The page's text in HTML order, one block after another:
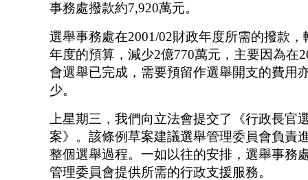
事務處撥款約7,920萬元。
選舉事務處在2001/02財政年度所需的撥款，
年度的預算，減少2億770萬元，主要因為在
會選舉已完成，需要預留作選舉開支的費用
少。
上星期三，我們向立法會提交了《行政長官
案》。該條例草案建議選舉管理委員會負責
整個選舉過程。一如以往的安排，選舉事務
管理委員會提供所需的行政支援服務。